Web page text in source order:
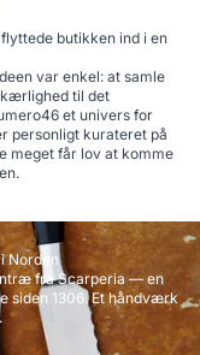
butikken ind i en
var enkel: at samle
til det
et univers for
personligt kurateret på
meget får lov at komme
Norden
fra Scarperia — en
siden 1306. Et håndværk